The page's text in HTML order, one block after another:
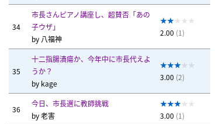
34
市長さんピアノ講座し、超賛否「あの
子ウザ」
by 八福神
2.00 (1)
35
十二指腸潰瘍か、今年中に市長代えよ
うか？
by kage
3.00 (2)
36
今日、市長選に教師挑戦
by老害 3.00 (1)